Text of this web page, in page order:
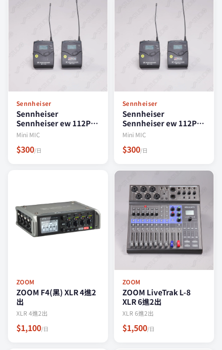
Sennheiser
Sennheiser
Sennheiser ew 112P
G3 接收器 Mini MIC
Mini MIC
$300/日
Sennheiser
Sennheiser
Sennheiser ew 112P
G3 發射器 Mini MIC
Mini MIC
$300/日
ZOOM
ZOOM F4(黑) XLR 4進2
出
XLR 4進2出
$1,100/日
ZOOM
ZOOM LiveTrak L-8
XLR 6進2出
XLR 6進2出
$1,500/日